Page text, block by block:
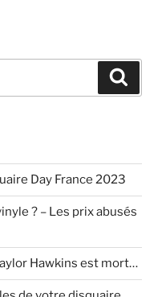
Day France 2023
? – Les prix abusés
Hawkins est mort…